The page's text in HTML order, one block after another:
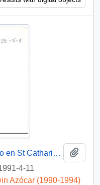
[Cartas de invitación a almuerzo en St Catharine's College, Cambridge].
4-11
Azócar (1990-1994)